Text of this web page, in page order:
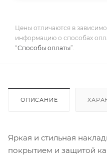
Цены отличаются в
информацию о способах
“Способы оплаты”.
ОПИСАНИЕ
Яркая и стильная
покрытием и защитой